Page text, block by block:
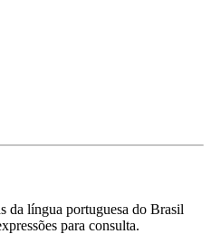
da língua portuguesa do Brasil
para consulta.